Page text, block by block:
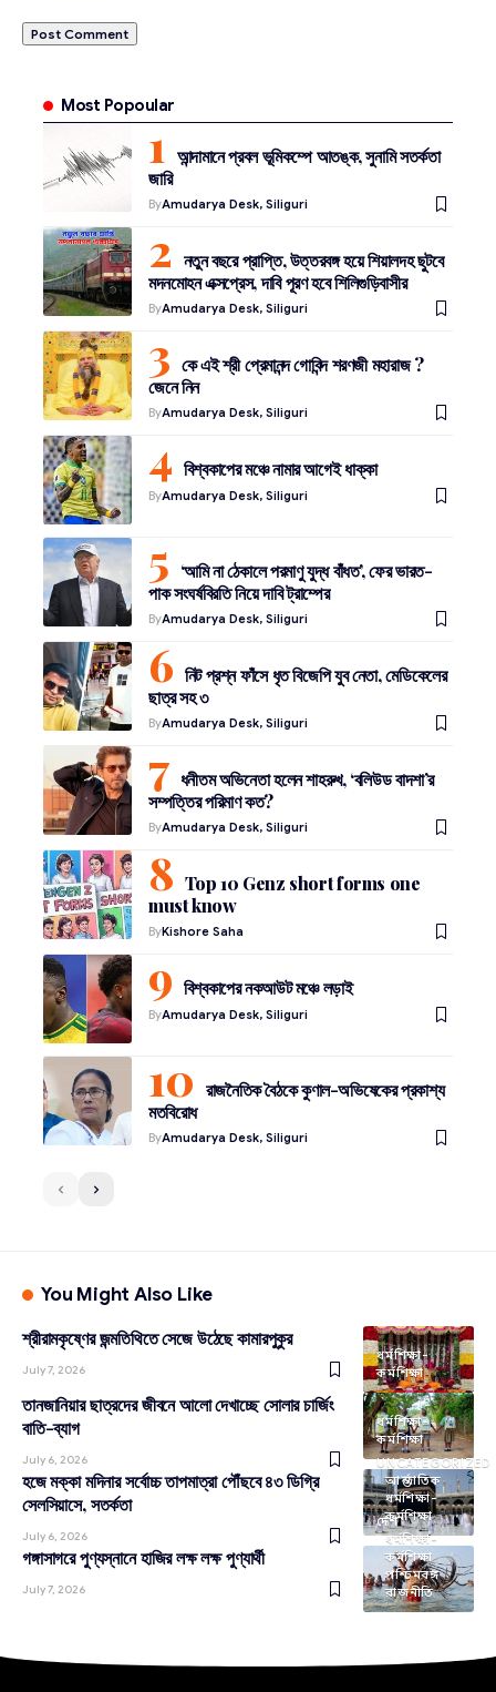
Most Popoular
আন্দামানে প্রবল ভূমিকম্পে আতঙ্ক, সুনামি সতর্কতা
জারি
ByAmudarya Desk, Siliguri
নতুন বছরে প্রাপ্তি, উত্তরবঙ্গ হয়ে শিয়ালদহ ছুটবে
মদনমোহন এক্সপ্রেস, দাবি পূরণ হবে শিলিগুড়িবাসীর
ByAmudarya Desk, Siliguri
কে এই শ্রী প্রেমানন্দ গোবিন্দ শরণজী মহারাজ ?
জেনে নিন
ByAmudarya Desk, Siliguri
বিশ্বকাপের মঞ্চে নামার আগেই ধাক্কা
ByAmudarya Desk, Siliguri
‘আমি না ঠেকালে পরমাণু যুদ্ধ বাঁধত’, ফের ভারত-
পাক সংঘর্ষবিরতি নিয়ে দাবি ট্রাম্পের
ByAmudarya Desk, Siliguri
নিট প্রশ্ন ফাঁসে ধৃত বিজেপি যুব নেতা, মেডিকেলের
ছাত্র সহ ৩
ByAmudarya Desk, Siliguri
ধনীতম অভিনেতা হলেন শাহরুখ, ‘বলিউড বাদশা’র
সম্পত্তির পরিমাণ কত?
ByAmudarya Desk, Siliguri
Top 10 Genz short forms one
must know
ByKishore Saha
বিশ্বকাপের নকআউট মঞ্চে লড়াই
ByAmudarya Desk, Siliguri
রাজনৈতিক বৈঠকে কুণাল-অভিষেকের প্রকাশ্য
মতবিরোধ
ByAmudarya Desk, Siliguri
You Might Also Like
ধর্মশিক্ষা-
কর্মশিক্ষা
শ্রীরামকৃষ্ণের জন্মতিথিতে সেজে উঠেছে কামারপুকুর
July 7, 2026
ধর্মশিক্ষা-
কর্মশিক্ষা
তানজানিয়ার ছাত্রদের জীবনে আলো দেখাচ্ছে সোলার চার্জিং
বাতি-ব্যাগ
July 6, 2026
UNCATEGORIZED
আন্তর্জাতিক
ধর্মশিক্ষা-
কর্মশিক্ষা
হজে মক্কা মদিনার সর্বোচ্চ তাপমাত্রা পৌঁছবে ৪৩ ডিগ্রি
সেলসিয়াসে, সতর্কতা
July 6, 2026
দেশ
ধর্মশিক্ষা-
কর্মশিক্ষা
পশ্চিমবঙ্গ
রাজনীতি
গঙ্গাসাগরে পুণ্যস্নানে হাজির লক্ষ লক্ষ পুণ্যার্থী
July 7, 2026